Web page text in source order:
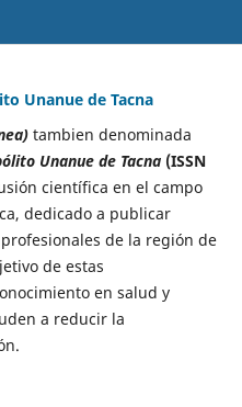
Unanue de Tacna
tambien denominada
Unanue de Tacna(ISSN
científica en el campo
dedicado a publicar
de la región de
de estas
en salud y
a reducir la